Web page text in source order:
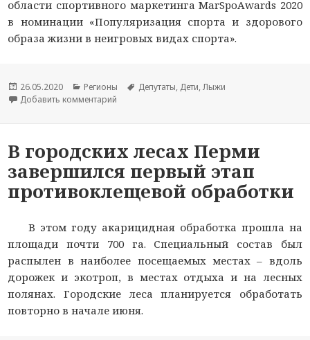
области спортивного маркетинга MarSpoAwards 2020
в номинации «Популяризация спорта и здорового
образа жизни в неигровых видах спорта».
Опубликовано
26.05.2020 Рубрики
Регионы Метки
Депутаты, Дети,Лыжи
Добавить комментарий
В городских лесах Перми
завершился первый этап
противоклещевой обработки
В этом году акарицидная обработка прошла на
площади почти 700 га. Специальный состав был
распылен в наиболее посещаемых местах – вдоль
дорожек и экотроп, в местах отдыха и на лесных
полянах. Городские леса планируется обработать
повторно в начале июня.